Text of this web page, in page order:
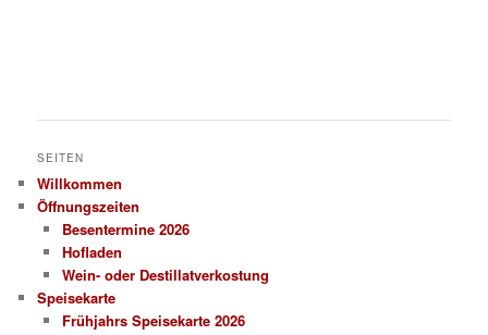
SEITEN
Willkommen
Öffnungszeiten
Besentermine 2026
Hofladen
Wein- oder Destillatverkostung
Speisekarte
Frühjahrs Speisekarte 2026